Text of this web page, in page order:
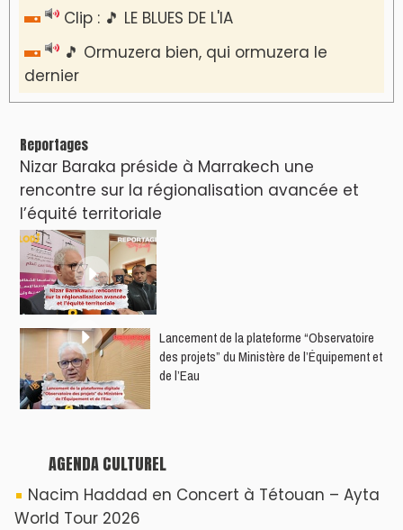
Clip : 🎵 LE BLUES DE L'IA
🎵 Ormuzera bien, qui ormuzera le
dernier
Reportages
Nizar Baraka préside à Marrakech une
rencontre sur la régionalisation avancée et
l’équité territoriale
​Lancement de la plateforme “Observatoire
des projets” du Ministère de l’Équipement et
de l’Eau
AGENDA CULTUREL
Nacim Haddad en Concert à Tétouan – Ayta
World Tour 2026